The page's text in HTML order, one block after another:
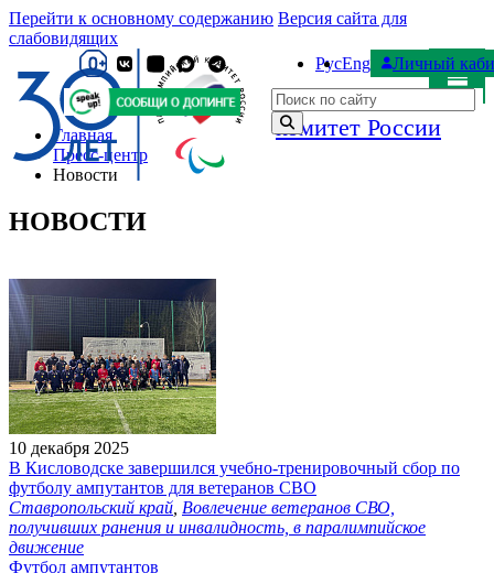
Перейти к основному содержанию Версия сайта для
слабовидящих
Паралимпийский
комитет России
РусEng
Личный
Поиск по сайту
Главная
Пресс-центр
Новости
НОВОСТИ
10 декабря 2025
В Кисловодске завершился учебно-тренировочный сбор по
футболу ампутантов для ветеранов СВО
Ставропольский край Вовлечение ветеранов СВО,
получивших ранения и инвалидность, в паралимпийское
движение
Футбол ампутантов